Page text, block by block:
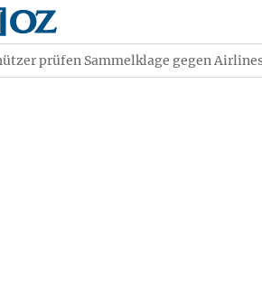
prüfen Sammelklage gegen